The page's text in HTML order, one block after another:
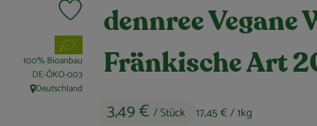
dennree Vegane
Fränkische Art
3,49 € / Stück 17,45 €/ 1kg
Produkt zu Favouriten hinzufügen
, Verband:
100% Bioanbau
, Kontrollstelle:
DE-ÖKO-003
, Herkunft:
Deutschland